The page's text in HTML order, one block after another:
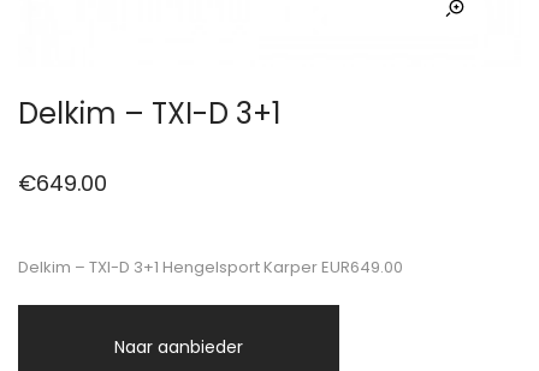
Delkim – TXI-D 3+1
€649.00
Delkim – TXI-D 3+1 Hengelsport Karper EUR649.00
Naar aanbieder